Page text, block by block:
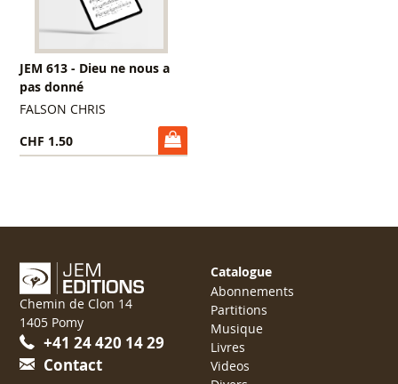
JEM 613 - Dieu ne nous a
pas donné
FALSON CHRIS
CHF 1.50
Chemin de Clon 14
1405 Pomy
+41 24 420 14 29
Contact
Catalogue
Abonnements
Partitions
Musique
Livres
Videos